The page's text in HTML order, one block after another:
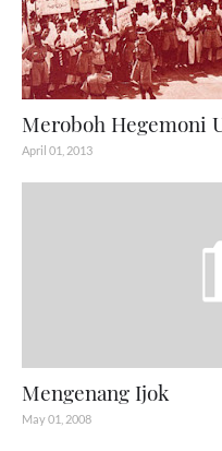
Meroboh Hegemoni
April 01, 2013
Mengenang Ijok
May 01, 2008